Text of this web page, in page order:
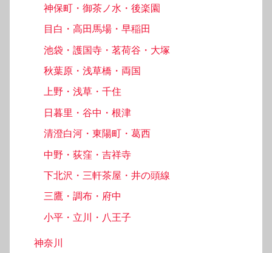
神保町・御茶ノ水・後楽園
目白・高田馬場・早稲田
池袋・護国寺・茗荷谷・大塚
秋葉原・浅草橋・両国
上野・浅草・千住
日暮里・谷中・根津
清澄白河・東陽町・葛西
中野・荻窪・吉祥寺
下北沢・三軒茶屋・井の頭線
三鷹・調布・府中
小平・立川・八王子
神奈川